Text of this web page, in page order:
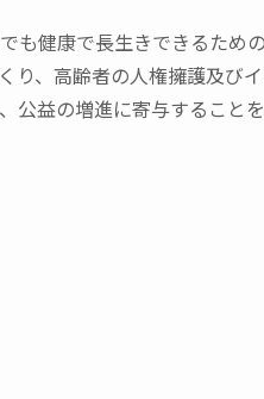
も健康で長生きできるため
、高齢者の人権擁護及び
益の増進に寄与することを